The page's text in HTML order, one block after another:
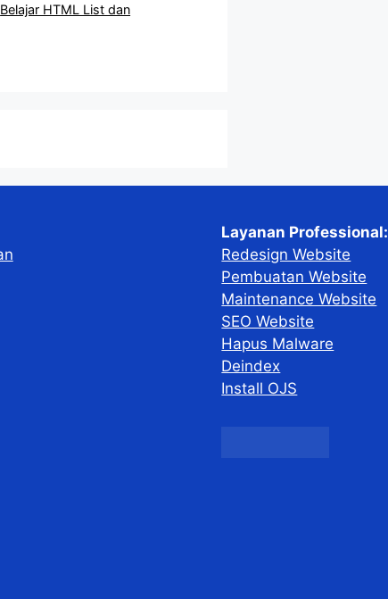
Belajar HTML List dan
Layanan Professional:
Redesign Website
Pembuatan Website
Maintenance Website
SEO Website
Hapus Malware
Deindex
Install OJS